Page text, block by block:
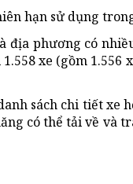
hạn sử dụng
địa phương có
xe (gồm
sách chi tiết
có thể tải về và